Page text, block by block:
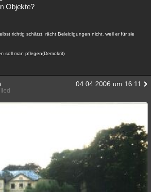
Objekte?
richtig schätzt, rächt Beleidigungen nicht, weil er für sie
soll man pflegen(Demokrit)
04.04.2006 um 16:11